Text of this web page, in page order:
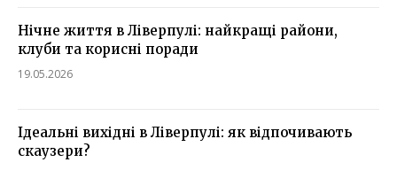
Нічне життя в Ліверпулі: найкращі райони,
клуби та корисні поради
19.05.2026
Ідеальні вихідні в Ліверпулі: як відпочивають
скаузери?